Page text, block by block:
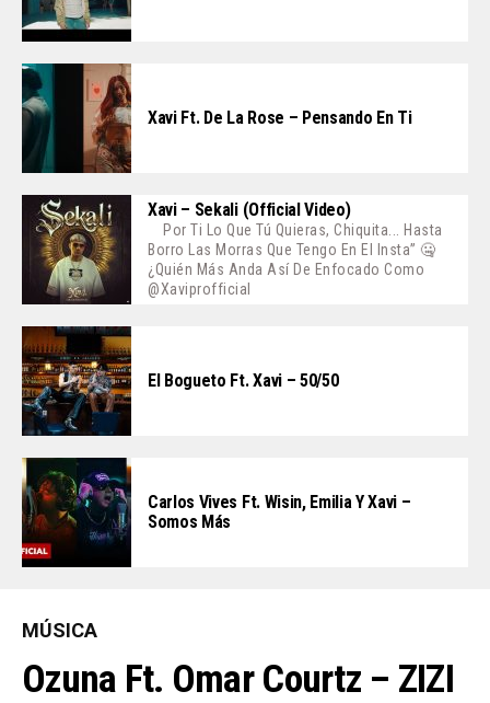
Xavi Ft. De La Rose – Pensando En Ti
Xavi – Sekali (Official Video)
Por Ti Lo Que Tú Quieras, Chiquita... Hasta
Borro Las Morras Que Tengo En El Insta” 🤐
¿Quién Más Anda Así De Enfocado Como
@xaviprofficial
El Bogueto Ft. Xavi – 50/50
Carlos Vives Ft. Wisin, Emilia Y Xavi –
Somos Más
MÚSICA
Ozuna Ft. Omar Courtz – ZIZI